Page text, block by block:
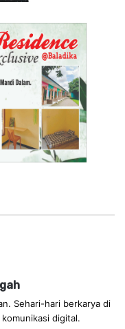
Sehari-hari berkarya di
digital.